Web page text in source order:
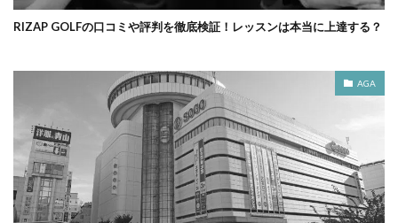
RIZAP GOLFの口コミや評判を徹底検証！レッスンは本当に上達する？
AGA